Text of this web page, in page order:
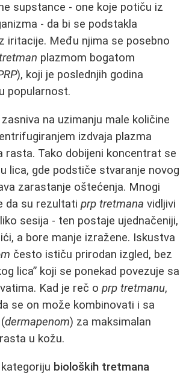
supstance - one koje potiču iz
- da bi se podstakla
iritacije. Među njima se posebno
plazmom bogatom
), koji je poslednjih godina
popularnost.
na uzimanju male količine
izdvaja plazma
rasta. Tako dobijeni koncentrat se
lica, gde podstiče stvaranje novog
zarastanje oštećenja. Mnogi
da su rezultati prp tretmana vidljivi
sesija - ten postaje ujednačeniji,
a bore manje izražene. Iskustva
često ističu prirodan izgled, bez
lica” koji se ponekad povezuje sa
Kad je reč o prp tretmanu,
se on može kombinovati i sa
dermapenom) za maksimalan
u kožu.
bioloških tretmana